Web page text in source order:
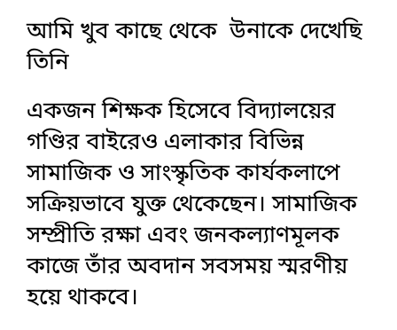
আমি খুব কাছে থেকে উনাকে দেখেছি
তিনি
একজন শিক্ষক হিসেবে বিদ্যালয়ের
গণ্ডির বাইরেও এলাকার বিভিন্ন
সামাজিক ও সাংস্কৃতিক কার্যকলাপে
সক্রিয়ভাবে যুক্ত থেকেছেন। সামাজিক
সম্প্রীতি রক্ষা এবং জনকল্যাণমূলক
কাজে তাঁর অবদান সবসময় স্মরণীয়
হয়ে থাকবে।